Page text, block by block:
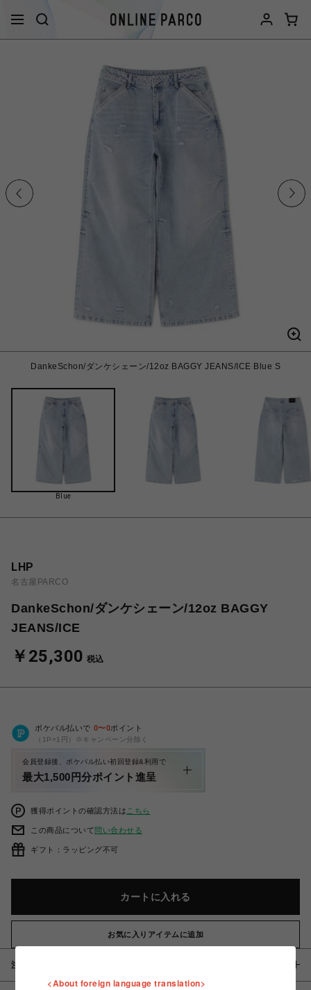
DankeSchon/ダンケシェーン/12oz BAGGY JEANS/ICE Blue S
Blue
LHP
名古屋PARCO
DankeSchon/ダンケシェーン/12oz BAGGY
JEANS/ICE
￥25,300 税込
ポケパル払いで 0〜0ポイント
（1P=1円）※キャンペーン分除く
会員登録後、ポケパル払い初回登録&利用で
最大1,500円分ポイント進呈
獲得ポイントの確認方法は こちら
この商品について問い合わせる
ギフト：ラッピング不可
カートに入れる
お気に入りアイテムに追加
注意事項
<About foreign language translation>